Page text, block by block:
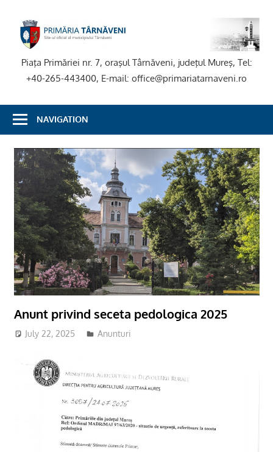
content
Piaţa Primăriei nr. 7, oraşul Târnăveni, judeţul Mureş, Tel:
+40-265-443400, E-mail: office@primariatarnaveni.ro
NAVIGATION
Anunt privind seceta pedologica 2025
July 22, 2025 adm-cmds
Anunturi